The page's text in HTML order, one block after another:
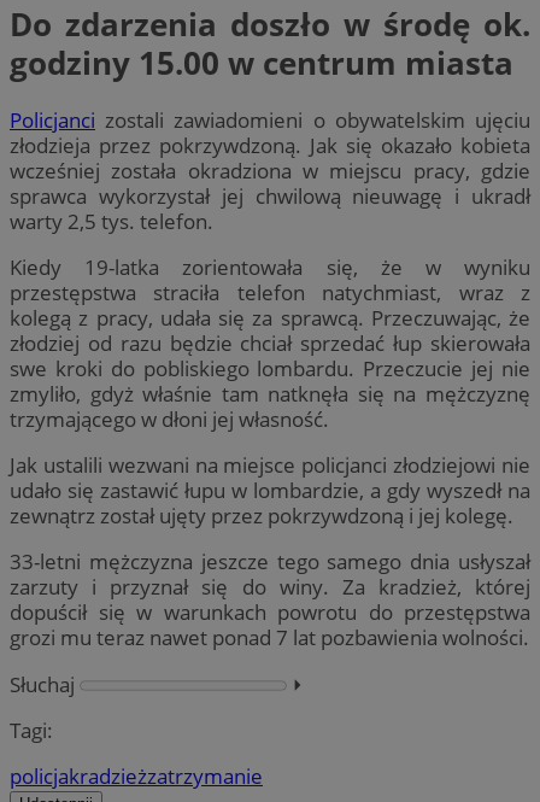
Do zdarzenia doszło w środę ok.
godziny 15.00 w centrum miasta
Policjanci zostali zawiadomieni o obywatelskim ujęciu
złodzieja przez pokrzywdzoną. Jak się okazało kobieta
wcześniej została okradziona w miejscu pracy, gdzie
sprawca wykorzystał jej chwilową nieuwagę i ukradł
warty 2,5 tys. telefon.
Kiedy 19-latka zorientowała się, że w wyniku
przestępstwa straciła telefon natychmiast, wraz z
kolegą z pracy, udała się za sprawcą. Przeczuwając, że
złodziej od razu będzie chciał sprzedać łup skierowała
swe kroki do pobliskiego lombardu. Przeczucie jej nie
zmyliło, gdyż właśnie tam natknęła się na mężczyznę
trzymającego w dłoni jej własność.
Jak ustalili wezwani na miejsce policjanci złodziejowi nie
udało się zastawić łupu w lombardzie, a gdy wyszedł na
zewnątrz został ujęty przez pokrzywdzoną i jej kolegę.
33-letni mężczyzna jeszcze tego samego dnia usłyszał
zarzuty i przyznał się do winy. Za kradzież, której
dopuścił się w warunkach powrotu do przestępstwa
grozi mu teraz nawet ponad 7 lat pozbawienia wolności.
Słuchaj
⏵︎
Tagi:
policjakradzieżzatrzymanie